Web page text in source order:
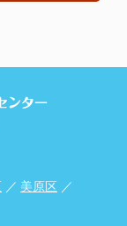
／ 美原区 ／